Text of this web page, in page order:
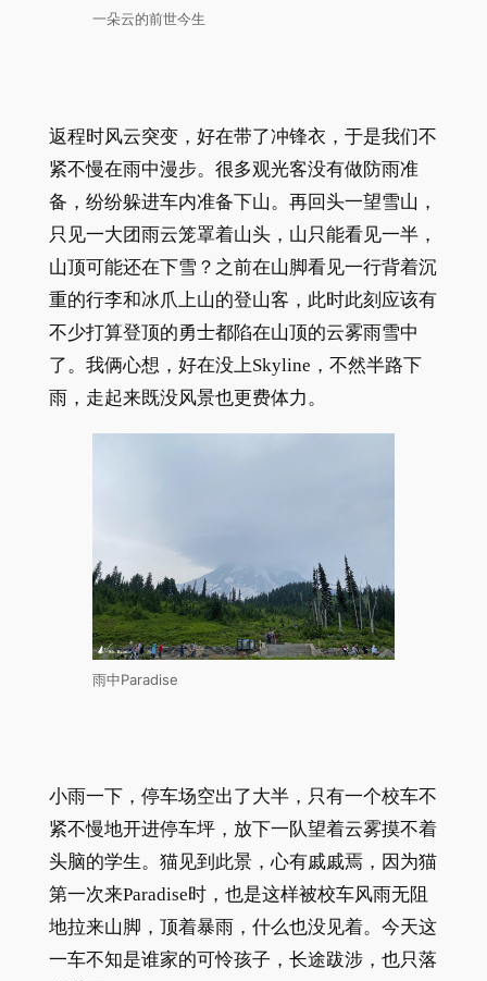
一朵云的前世今生
返程时风云突变，好在带了冲锋衣，于是我们不
紧不慢在雨中漫步。很多观光客没有做防雨准
备，纷纷躲进车内准备下山。再回头一望雪山，
只见一大团雨云笼罩着山头，山只能看见一半，
山顶可能还在下雪？之前在山脚看见一行背着沉
重的行李和冰爪上山的登山客，此时此刻应该有
不少打算登顶的勇士都陷在山顶的云雾雨雪中
了。我俩心想，好在没上Skyline，不然半路下
雨，走起来既没风景也更费体力。
雨中Paradise
小雨一下，停车场空出了大半，只有一个校车不
紧不慢地开进停车坪，放下一队望着云雾摸不着
头脑的学生。猫见到此景，心有戚戚焉，因为猫
第一次来Paradise时，也是这样被校车风雨无阻
地拉来山脚，顶着暴雨，什么也没见着。今天这
一车不知是谁家的可怜孩子，长途跋涉，也只落